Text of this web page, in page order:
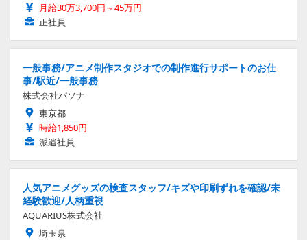
月給30万3,700円～45万円
正社員
一般事務/アニメ制作スタジオでの制作進行サポートのお仕
事/駅近/一般事務
株式会社パソナ
東京都
時給1,850円
派遣社員
人気アニメグッズの検査スタッフ/キズや印刷ずれを確認/未
経験歓迎/人柄重視
AQUARIUS株式会社
埼玉県